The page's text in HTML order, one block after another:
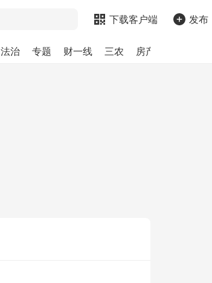
下载客户端 发布
法治 专题 财一线 三农 房产